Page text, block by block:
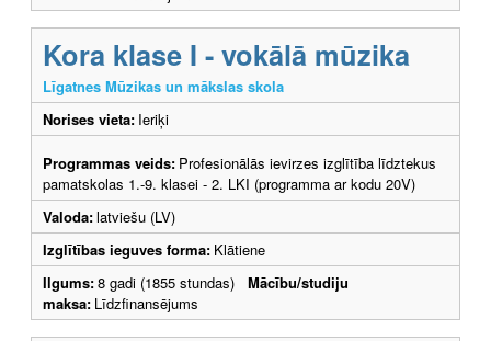
Kora klase I - vokālā mūzika
Līgatnes Mūzikas un mākslas skola
Norises vieta: Ieriķi
Programmas veids: Profesionālās ievirzes izglītība līdztekus
pamatskolas 1.-9. klasei - 2. LKI (programma ar kodu 20V)
Valoda:latviešu (LV)
Izglītības ieguves forma: Klātiene
Ilgums:8 gadi (1855 stundas) Mācību/studiju
maksa: Līdzfinansējums